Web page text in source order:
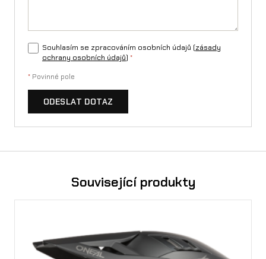
Souhlasím se zpracováním osobních údajů (zásady
ochrany osobních údajů) *
* Povinné pole
ODESLAT DOTAZ
Související produkty